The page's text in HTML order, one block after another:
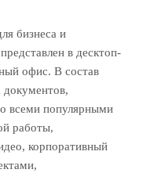
бизнеса и
в десктоп-
офис. В состав
документов,
всеми популярными
работы,
корпоративный